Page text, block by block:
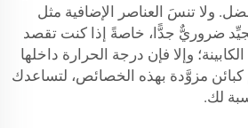
ولا تنسَ العناصر الإضافية مثل
ضروريٌّ جدًّا، خاصةً إذا كنت تقصد
وإلا فإن درجة الحرارة داخلها
كبائن مزوَّدة بهذه الخصائص، لتساعدك
لك.